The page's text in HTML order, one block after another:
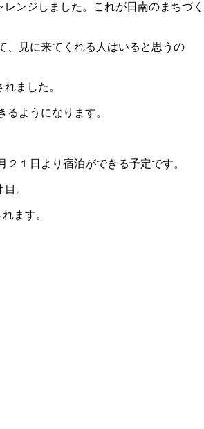
ンジしました。これが日南のまちづく
見に来てくれる人はいると思うの
ました。
ようになります。
１日より宿泊ができる予定です。
。
ます。